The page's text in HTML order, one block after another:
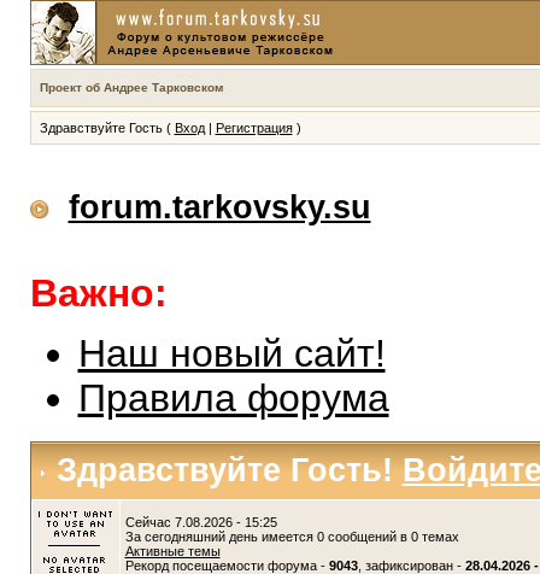
Проект об Андрее Тарковском
Здравствуйте Гость ( Вход| Регистрация)
forum.tarkovsky.su
Важно:
Наш новый сайт!
Правила форума
Здравствуйте Гость!
Сейчас 7.08.2026 - 15:25
За сегодняшний день имеется 0 сообщений в 0 темах
Активные темы
Рекорд посещаемости форума - 9043, зафиксирован - 28.04.2026